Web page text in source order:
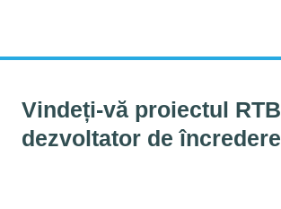
Vindeți-vă proiectul
dezvoltator de încredere